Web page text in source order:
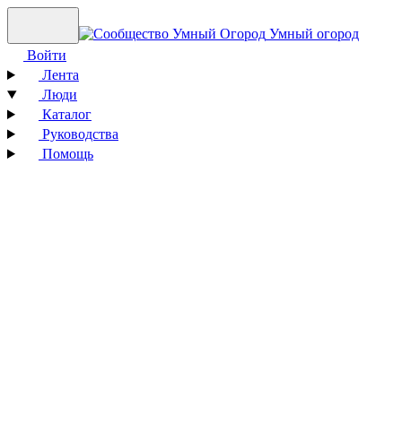
Умный огород
Войти
Лента
Люди
Каталог
Руководства
Помощь